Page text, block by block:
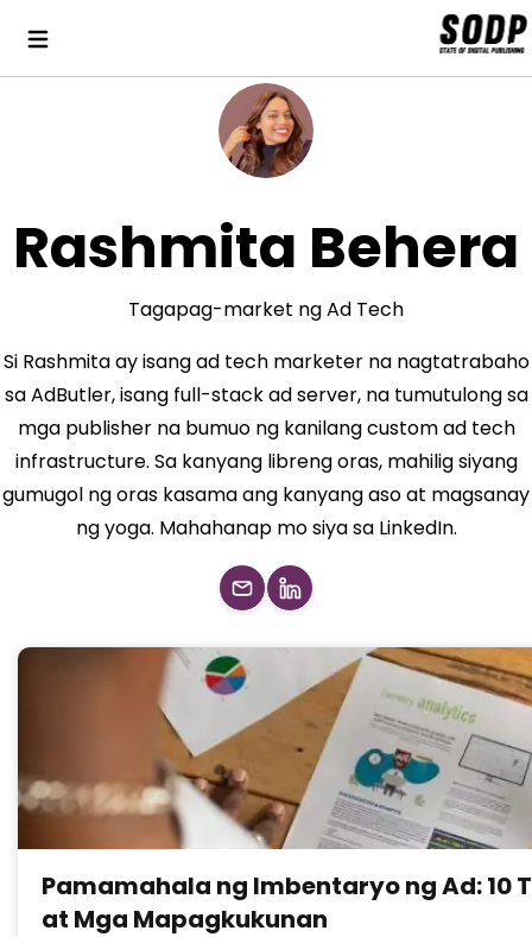
Rashmita Behera
Tagapag-market ng Ad Tech
Si Rashmita ay isang ad tech marketer na nagtatrabaho
sa AdButler, isang full-stack ad server, na tumutulong sa
mga publisher na bumuo ng kanilang custom ad tech
infrastructure. Sa kanyang libreng oras, mahilig siyang
gumugol ng oras kasama ang kanyang aso at magsanay
ng yoga. Mahahanap mo siya sa LinkedIn.
Pamamahala ng Imbentaryo ng Ad: 10
at Mga Mapagkukunan